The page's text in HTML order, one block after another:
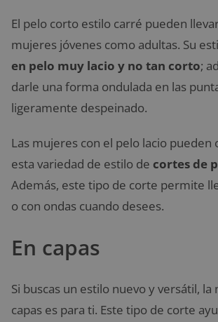
El pelo corto estilo carré pueden
mujeres jóvenes como adultas. Su
en pelo muy lacio y no tan corto;
darle una forma ondulada en las
ligeramente despeinado.
Las mujeres con el pelo lacio pueden
esta variedad de estilo de cortes de
Además, este tipo de corte permite
o con ondas cuando desees.
En capas
Si buscas un estilo nuevo y versátil, la
capas es para ti. Este tipo de corte